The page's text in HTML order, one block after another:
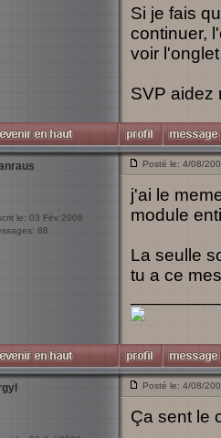
Si je fais
continuer,
voir
SVP aidez
le: 03 Fév 2008
88
Posté le: 4/08/
j'ai le
module
La seulle
tu a ce
Posté le: 4/08/
Ça sent le